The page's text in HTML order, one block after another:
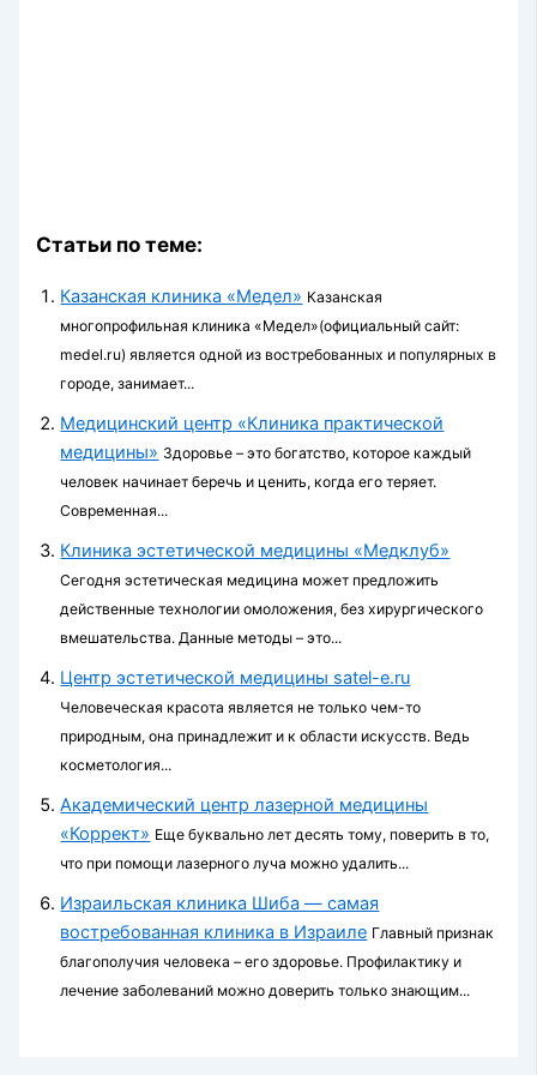
Статьи по теме:
Казанская клиника «Медел» Казанская
многопрофильная клиника «Медел»(официальный сайт:
medel.ru) является одной из востребованных и популярных в
городе, занимает...
Медицинский центр «Клиника практической
медицины» Здоровье – это богатство, которое каждый
человек начинает беречь и ценить, когда его теряет.
Современная...
Клиника эстетической медицины «Медклуб»
Сегодня эстетическая медицина может предложить
действенные технологии омоложения, без хирургического
вмешательства. Данные методы – это...
Центр эстетической медицины satel-e.ru
Человеческая красота является не только чем-то
природным, она принадлежит и к области искусств. Ведь
косметология...
Академический центр лазерной медицины
«Коррект» Еще буквально лет десять тому, поверить в то,
что при помощи лазерного луча можно удалить...
Израильская клиника Шиба — самая
востребованная клиника в Израиле Главный признак
благополучия человека – его здоровье. Профилактику и
лечение заболеваний можно доверить только знающим...